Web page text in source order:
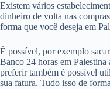
Existem vários
dinheiro de volta nas
forma que você deseja em
É possível, por exemplo
Banco 24 horas em
preferir também é possível
sua fatura. Tudo isso de